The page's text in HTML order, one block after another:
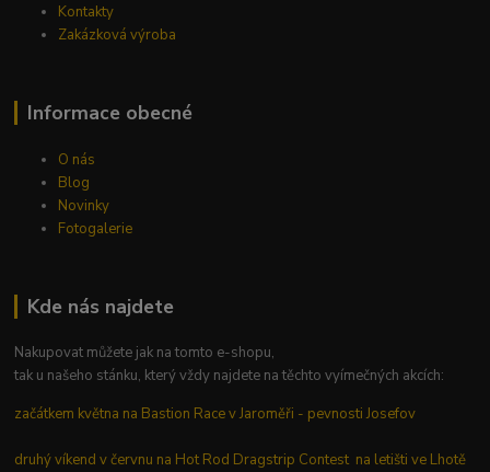
Kontakty
Zakázková výroba
Informace obecné
O nás
Blog
Novinky
Fotogalerie
Kde nás najdete
Nakupovat můžete jak na tomto e-shopu,
tak u našeho stánku, který vždy najdete na těchto vyímečných akcích:
začátkem května na Bastion Race v Jaroměři - pevnosti Josefov
druhý víkend v červnu na Hot Rod Dragstrip Contest na letišti ve Lhotě